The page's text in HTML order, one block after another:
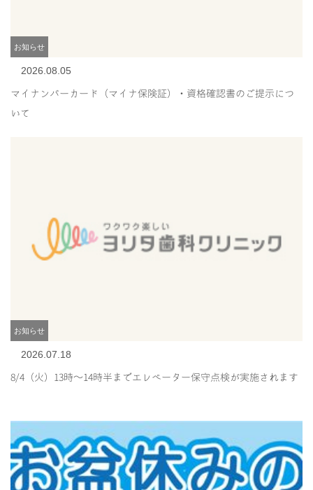
お知らせ
2026.08.05
マイナンバーカード（マイナ保険証）・資格確認書のご提示につ
いて
お知らせ
2026.07.18
8/4（火）13時～14時半までエレベーター保守点検が実施されます